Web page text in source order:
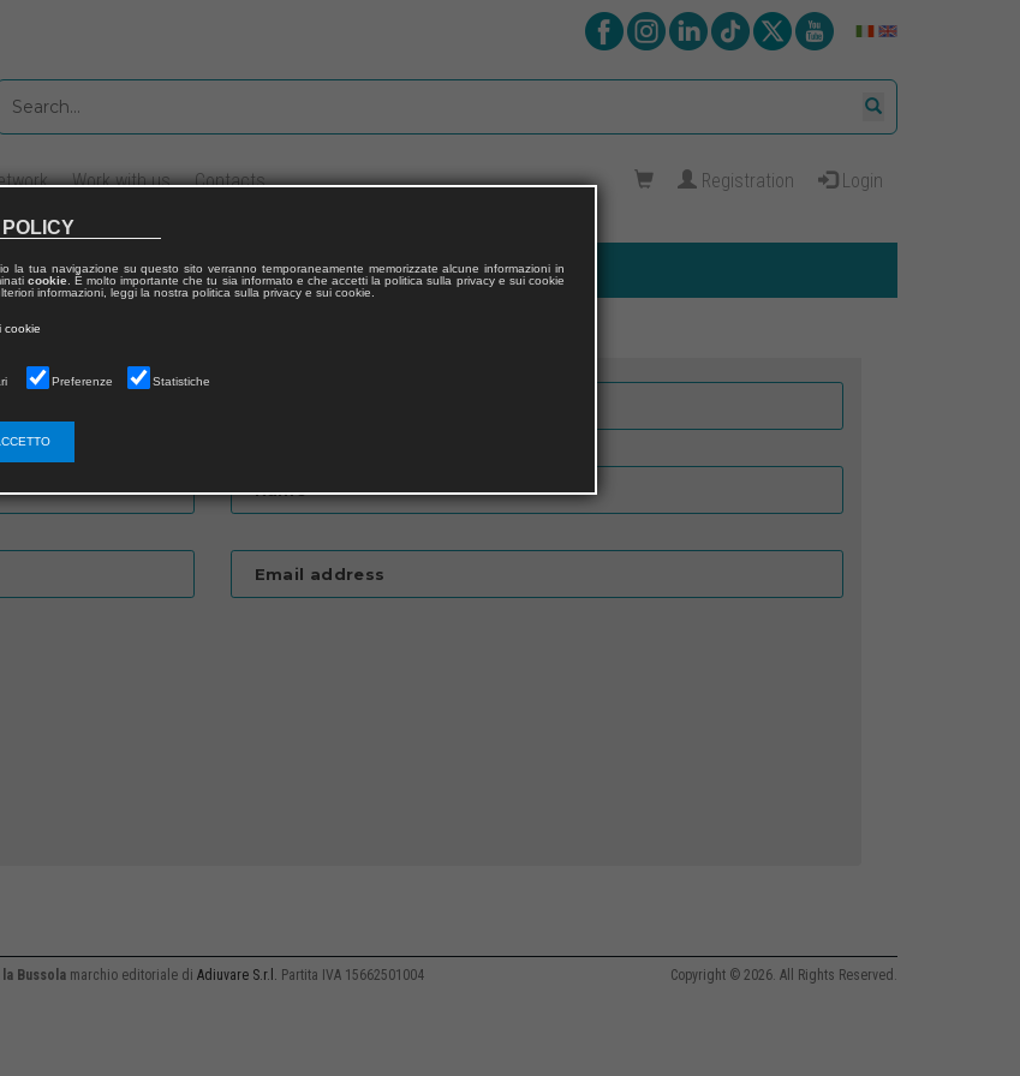
Work with us Contacts Registration Login
Name
Email address
la Bussolamarchio editoriale di Adiuvare S.r.l. Partita IVA 15662501004 Copyright © 2026. All Rights Reserved.
la tua navigazione su questo sito verranno temporaneamente memorizzate alcune informazioni in
cookie. È molto importante che tu sia informato e che accetti la politica sulla privacy e sui cookie
informazioni, leggi la nostra politica sulla privacy e sui cookie.
cookie
Preferenze Statistiche